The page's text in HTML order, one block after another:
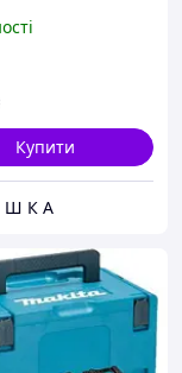
Купити
Ш К А